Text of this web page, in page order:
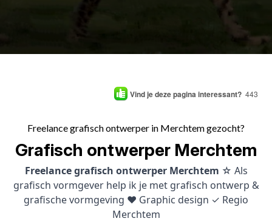
Vind je deze pagina interessant? 443
Freelance grafisch ontwerper in Merchtem gezocht?
Grafisch ontwerper Merchtem
Freelance grafisch ontwerper Merchtem ☆ Als
grafisch vormgever help ik je met grafisch ontwerp &
grafische vormgeving ♥ Graphic design ✓ Regio
Merchtem